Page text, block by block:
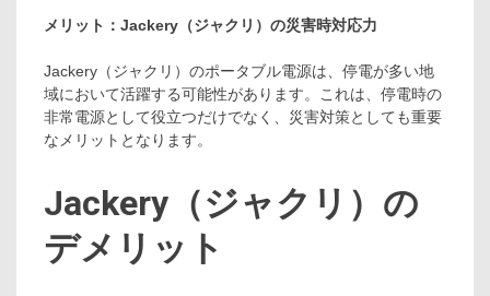
メリット：Jackery（ジャクリ）の災害時対応力
Jackery（ジャクリ）のポータブル電源は、停電が多い地
域において活躍する可能性があります。これは、停電時の
非常電源として役立つだけでなく、災害対策としても重要
なメリットとなります。
Jackery（ジャクリ）の
デメリット